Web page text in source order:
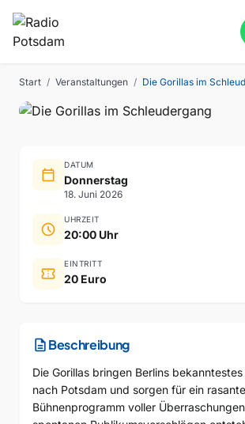
Start / Veranstaltungen / Die Gorillas im
THEATER
Die Gorillas im
calendar_today
DATUM
Donnerstag
18. Juni 2026
schedule
UHRZEIT
20:00 Uhr
confirmation_number
EINTRITT
20 Euro
descriptionBeschreibung
Die Gorillas bringen Berlins
nach Potsdam und sorgen für ein
Bühnenprogramm voller